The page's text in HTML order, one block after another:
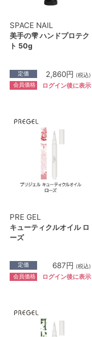
SPACE NAIL
美手の雫 ハンドプロテク
ト 50g
定価 2,860円 (税込)
会員価格 ログイン後に表示
PRE GEL
キューティクルオイル ロ
ーズ
定価 687円 (税込)
会員価格 ログイン後に表示